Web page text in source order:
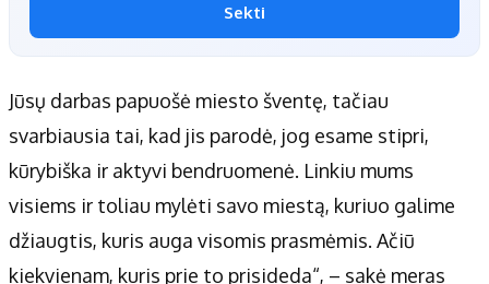
Sekti
Jūsų darbas papuošė miesto šventę, tačiau
svarbiausia tai, kad jis parodė, jog esame stipri,
kūrybiška ir aktyvi bendruomenė. Linkiu mums
visiems ir toliau mylėti savo miestą, kuriuo galime
džiaugtis, kuris auga visomis prasmėmis. Ačiū
kiekvienam, kuris prie to prisideda“, – sakė meras